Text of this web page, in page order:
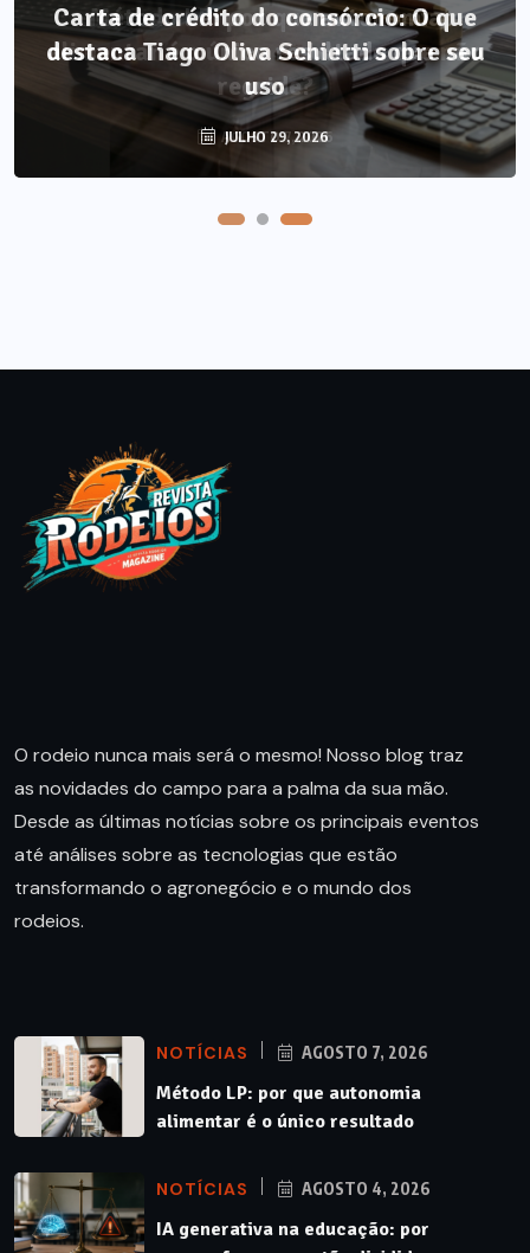
Carta de crédito do consórcio: O que
destaca Tiago Oliva Schietti sobre seu
uso
JULHO 29, 2026
Método LP: por que autonomia
alimentar é o único resultado que não
regride?
AGOSTO 7, 2026
O rodeio nunca mais será o mesmo! Nosso blog traz
as novidades do campo para a palma da sua mão.
Desde as últimas notícias sobre os principais eventos
até análises sobre as tecnologias que estão
transformando o agronegócio e o mundo dos
rodeios.
NOTÍCIAS AGOSTO 7, 2026
Método LP: por que autonomia
alimentar é o único resultado
NOTÍCIAS AGOSTO 4, 2026
IA generativa na educação: por